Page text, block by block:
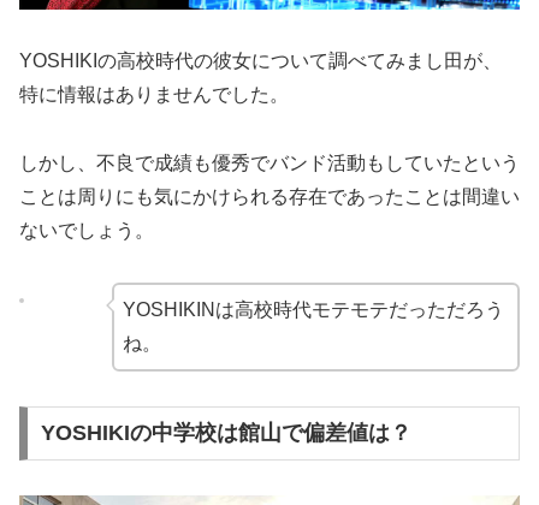
YOSHIKIの高校時代の彼女について調べてみまし田が、
特に情報はありませんでした。
しかし、不良で成績も優秀でバンド活動もしていたという
ことは周りにも気にかけられる存在であったことは間違い
ないでしょう。
YOSHIKINは高校時代モテモテだっただろう
ね。
YOSHIKIの中学校は館山で偏差値は？